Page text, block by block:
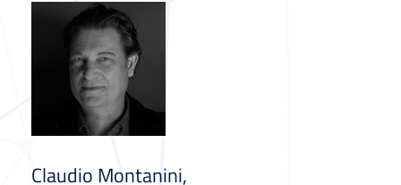
Claudio Montanini,